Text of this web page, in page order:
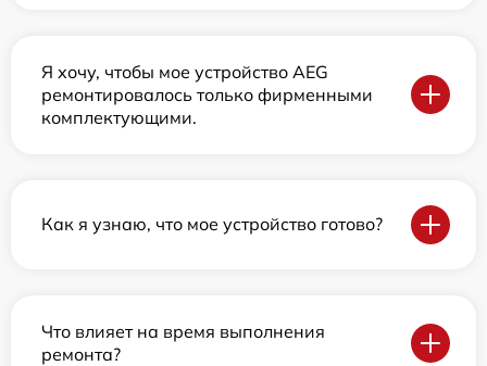
Я хочу, чтобы мое устройство AEG
ремонтировалось только фирменными
комплектующими.
Как я узнаю, что мое устройство готово?
Что влияет на время выполнения
ремонта?